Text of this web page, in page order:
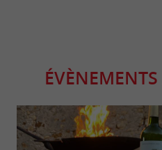
ÉVÈNEMENTS